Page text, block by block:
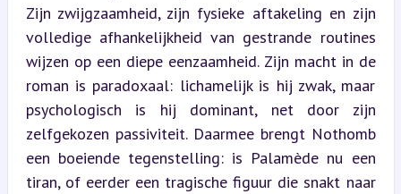
Zijn zwijgzaamheid, zijn fysieke aftakeling en zijn
volledige afhankelijkheid van gestrande routines
wijzen op een diepe eenzaamheid. Zijn macht in de
roman is paradoxaal: lichamelijk is hij zwak, maar
psychologisch is hij dominant, net door zijn
zelfgekozen passiviteit. Daarmee brengt Nothomb
een boeiende tegenstelling: is Palamède nu een
tiran, of eerder een tragische figuur die snakt naar